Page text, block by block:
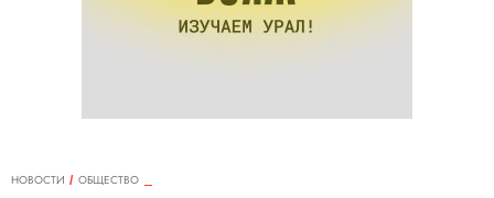
НОВОСТИ
ОБЩЕСТВО